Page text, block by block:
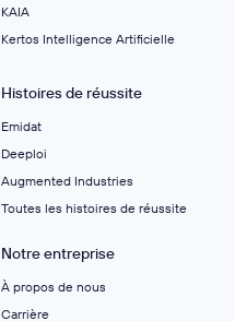
KAIA
Kertos Intelligence Artificielle
Histoires de réussite
Emidat
Deeploi
Augmented Industries
Toutes les histoires de réussite
Notre entreprise
À propos de nous
Carrière